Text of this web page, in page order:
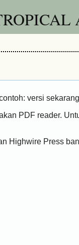
versi
PDF reader.
Highwire Press